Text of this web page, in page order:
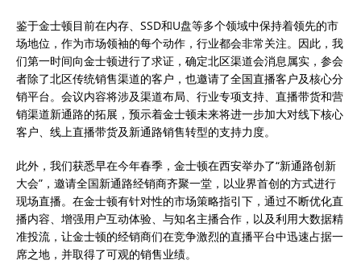
鉴于金士顿目前在内存、SSD和U盘等多个领域中保持着领先的市
场地位，作为市场领袖的每个动作，行业都会非常关注。因此，我
们第一时间向金士顿进行了求证，确定北区渠道会消息属实，参会
者除了北区传统销售渠道的客户，也邀请了全国直播客户及核心分
销平台。会议内容将涉及渠道布局、行业专项支持、直播带货和营
销渠道新通路的拓展，预示着金士顿未来将进一步加大对线下核心
客户、线上直播带货及新通路销售转型的支持力度。
此外，我们获悉早在今年春季，金士顿在西安举办了“新通路创新
大会”，邀请全国新通路经销商齐聚一堂，以业界首创的方式进行
现场直播。在金士顿有针对性的市场策略指引下，通过不断优化直
播内容、增强用户互动体验、与知名主播合作，以及利用大数据精
准投流，让金士顿的经销商们在竞争激烈的直播平台中迅速占据一
席之地，并取得了可观的销售业绩。